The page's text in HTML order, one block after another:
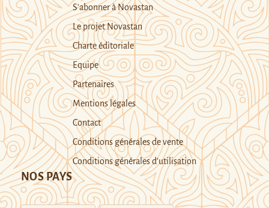
S’abonner à Novastan
Le projet Novastan
Charte éditoriale
Equipe
Partenaires
Mentions légales
Contact
Conditions générales de vente
Conditions générales d’utilisation
NOS PAYS